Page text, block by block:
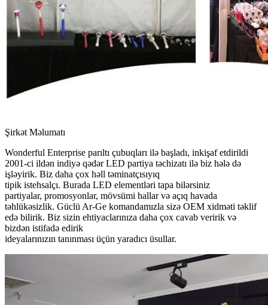
Şirkət Məlumatı
Wonderful Enterprise parıltı çubuqları ilə başladı, inkişaf etdirildi
2001-ci ildən indiyə qədər LED partiya təchizatı ilə biz hələ də
işləyirik. Biz daha çox həll təminatçısıyıq
tipik istehsalçı. Burada LED elementləri tapa bilərsiniz
partiyalar, promosyonlar, mövsümi hallar və açıq havada
təhlükəsizlik. Güclü Ar-Ge komandamızla sizə OEM xidməti təklif
edə bilirik. Biz sizin ehtiyaclarınıza daha çox cavab veririk və
bizdən istifadə edirik
ideyalarınızın tanınması üçün yaradıcı üsullar.